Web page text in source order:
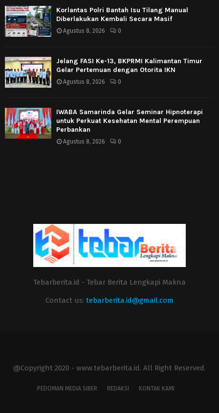
Korlantas Polri Bantah Isu Tilang Manual
Diberlakukan Kembali Secara Masif
Agustus 8, 2026 0
Jelang FASI Ke-13, BKPRMI Kalimantan Timur
Gelar Pertemuan dengan Otorita IKN
Agustus 8, 2026 0
IWABA Samarinda Gelar Seminar Hipnoterapi
untuk Perkuat Kesehatan Mental Perempuan
Perbankan
Agustus 8, 2026 0
Tebarberita.id - Tebar Berita Lengkapi Makna
Contact us: tebarberita.id@gmail.com
@Copyright 2020 - www.tebarberita.id. All Right Reserved.
PEDOMAN MEDIA SIBER REDAKSI KONTAK KAMI